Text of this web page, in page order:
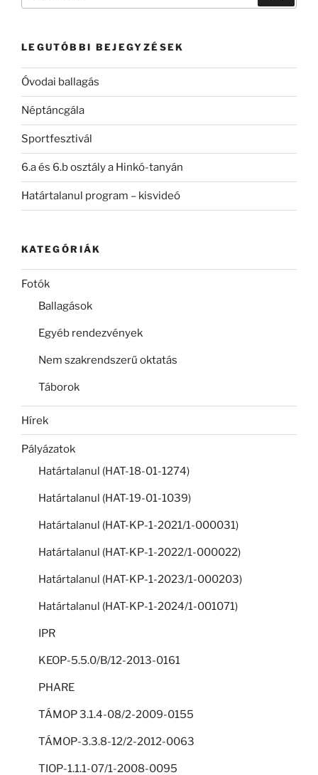
LEGUTÓBBI BEJEGYZÉSEK
Óvodai ballagás
Néptáncgála
Sportfesztivál
6.a és 6.b osztály a Hinkó-tanyán
Határtalanul program – kisvideó
KATEGÓRIÁK
Fotók
Ballagások
Egyéb rendezvények
Nem szakrendszerű oktatás
Táborok
Hírek
Pályázatok
Határtalanul (HAT-18-01-1274)
Határtalanul (HAT-19-01-1039)
Határtalanul (HAT-KP-1-2021/1-000031)
Határtalanul (HAT-KP-1-2022/1-000022)
Határtalanul (HAT-KP-1-2023/1-000203)
Határtalanul (HAT-KP-1-2024/1-001071)
IPR
KEOP-5.5.0/B/12-2013-0161
PHARE
TÁMOP 3.1.4-08/2-2009-0155
TÁMOP-3.3.8-12/2-2012-0063
TIOP-1.1.1-07/1-2008-0095